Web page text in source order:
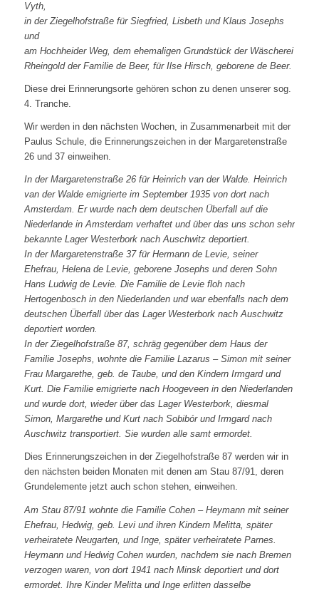
Vyth,
in der Ziegelhofstraße für Siegfried, Lisbeth und Klaus Josephs
und
am Hochheider Weg, dem ehemaligen Grundstück der Wäscherei
Rheingold der Familie de Beer, für Ilse Hirsch, geborene de Beer.
Diese drei Erinnerungsorte gehören schon zu denen unserer sog.
4. Tranche.
Wir werden in den nächsten Wochen, in Zusammenarbeit mit der
Paulus Schule, die Erinnerungszeichen in der Margaretenstraße
26 und 37 einweihen.
In der Margaretenstraße 26 für Heinrich van der Walde. Heinrich
van der Walde emigrierte im September 1935 von dort nach
Amsterdam. Er wurde nach dem deutschen Überfall auf die
Niederlande in Amsterdam verhaftet und über das uns schon sehr
bekannte Lager Westerbork nach Auschwitz deportiert.
In der Margaretenstraße 37 für Hermann de Levie, seiner
Ehefrau, Helena de Levie, geborene Josephs und deren Sohn
Hans Ludwig de Levie. Die Familie de Levie floh nach
Hertogenbosch in den Niederlanden und war ebenfalls nach dem
deutschen Überfall über das Lager Westerbork nach Auschwitz
deportiert worden.
In der Ziegelhofstraße 87, schräg gegenüber dem Haus der
Familie Josephs, wohnte die Familie Lazarus – Simon mit seiner
Frau Margarethe, geb. de Taube, und den Kindern Irmgard und
Kurt. Die Familie emigrierte nach Hoogeveen in den Niederlanden
und wurde dort, wieder über das Lager Westerbork, diesmal
Simon, Margarethe und Kurt nach Sobibór und Irmgard nach
Auschwitz transportiert. Sie wurden alle samt ermordet.
Dies Erinnerungszeichen in der Ziegelhofstraße 87 werden wir in
den nächsten beiden Monaten mit denen am Stau 87/91, deren
Grundelemente jetzt auch schon stehen, einweihen.
Am Stau 87/91 wohnte die Familie Cohen – Heymann mit seiner
Ehefrau, Hedwig, geb. Levi und ihren Kindern Melitta, später
verheiratete Neugarten, und Inge, später verheiratete Parnes.
Heymann und Hedwig Cohen wurden, nachdem sie nach Bremen
verzogen waren, von dort 1941 nach Minsk deportiert und dort
ermordet. Ihre Kinder Melitta und Inge erlitten dasselbe